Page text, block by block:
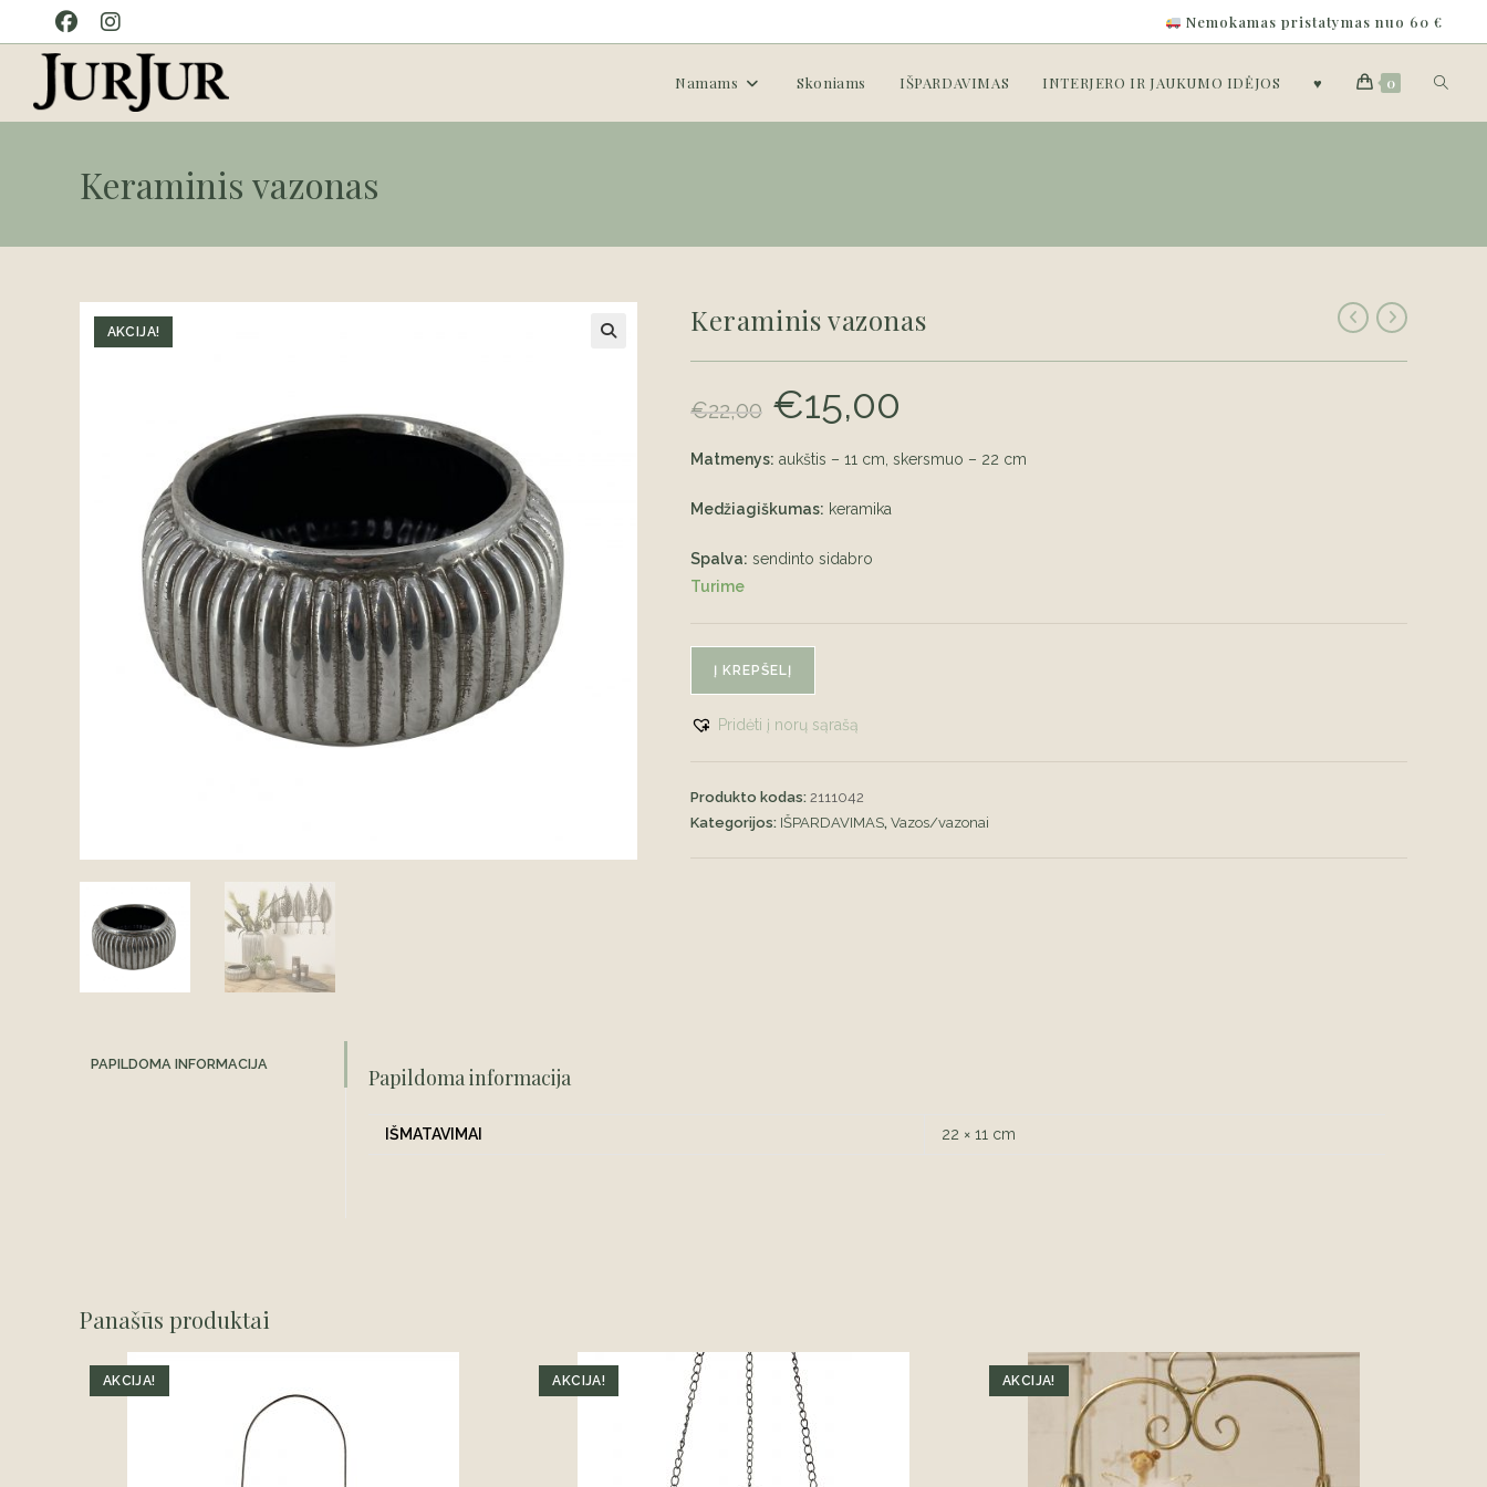
to
content
Nemokamas pristatymas nuo 60 €
Namams Skoniams IŠPARDAVIMAS INTERJERO IR JAUKUMO IDĖJOS ♥ 0 Toggle
Keraminis vazonas
AKCIJA! Keraminis vazonas
€22,00
Original
price
was:
€15,00
Matmenys: aukštis – 11 cm, skersmuo – 22 cm
Medžiagiškumas: keramika
Spalva: sendinto sidabro
Turime
Į KREPŠELĮ
Pridėti į norų sąrašą
Produkto kodas: 2111042
Kategorijos: IŠPARDAVIMAS, Vazos/vazonai
PAPILDOMA INFORMACIJA
Papildoma informacija
IŠMATAVIMAI 22 × 11 cm
Panašūs produktai
AKCIJA! AKCIJA! AKCIJA!